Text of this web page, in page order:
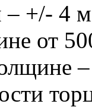
+/- 4
от